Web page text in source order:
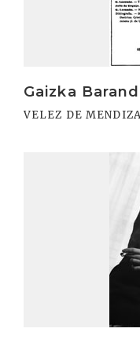
Gaizka
VELEZ DE